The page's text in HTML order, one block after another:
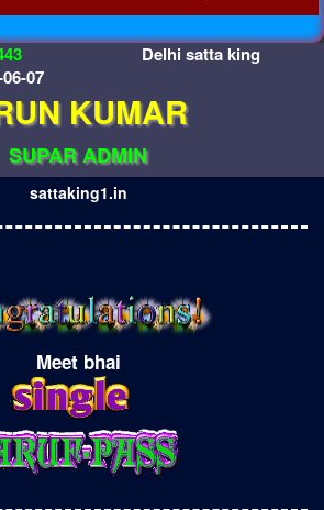
07
Delhi satta king
KUMAR
SUPAR ADMIN
sattaking1.in
Meet bhai